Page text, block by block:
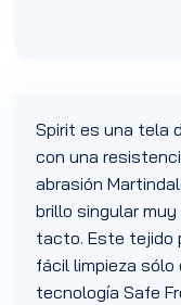
Spirit es una tela
con una
abrasión
brillo singular
tacto. Este tejido
fácil limpieza
tecnología Safe